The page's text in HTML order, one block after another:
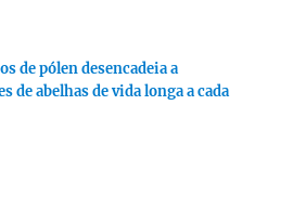
de pólen desencadeia a
de abelhas de vida longa a cada